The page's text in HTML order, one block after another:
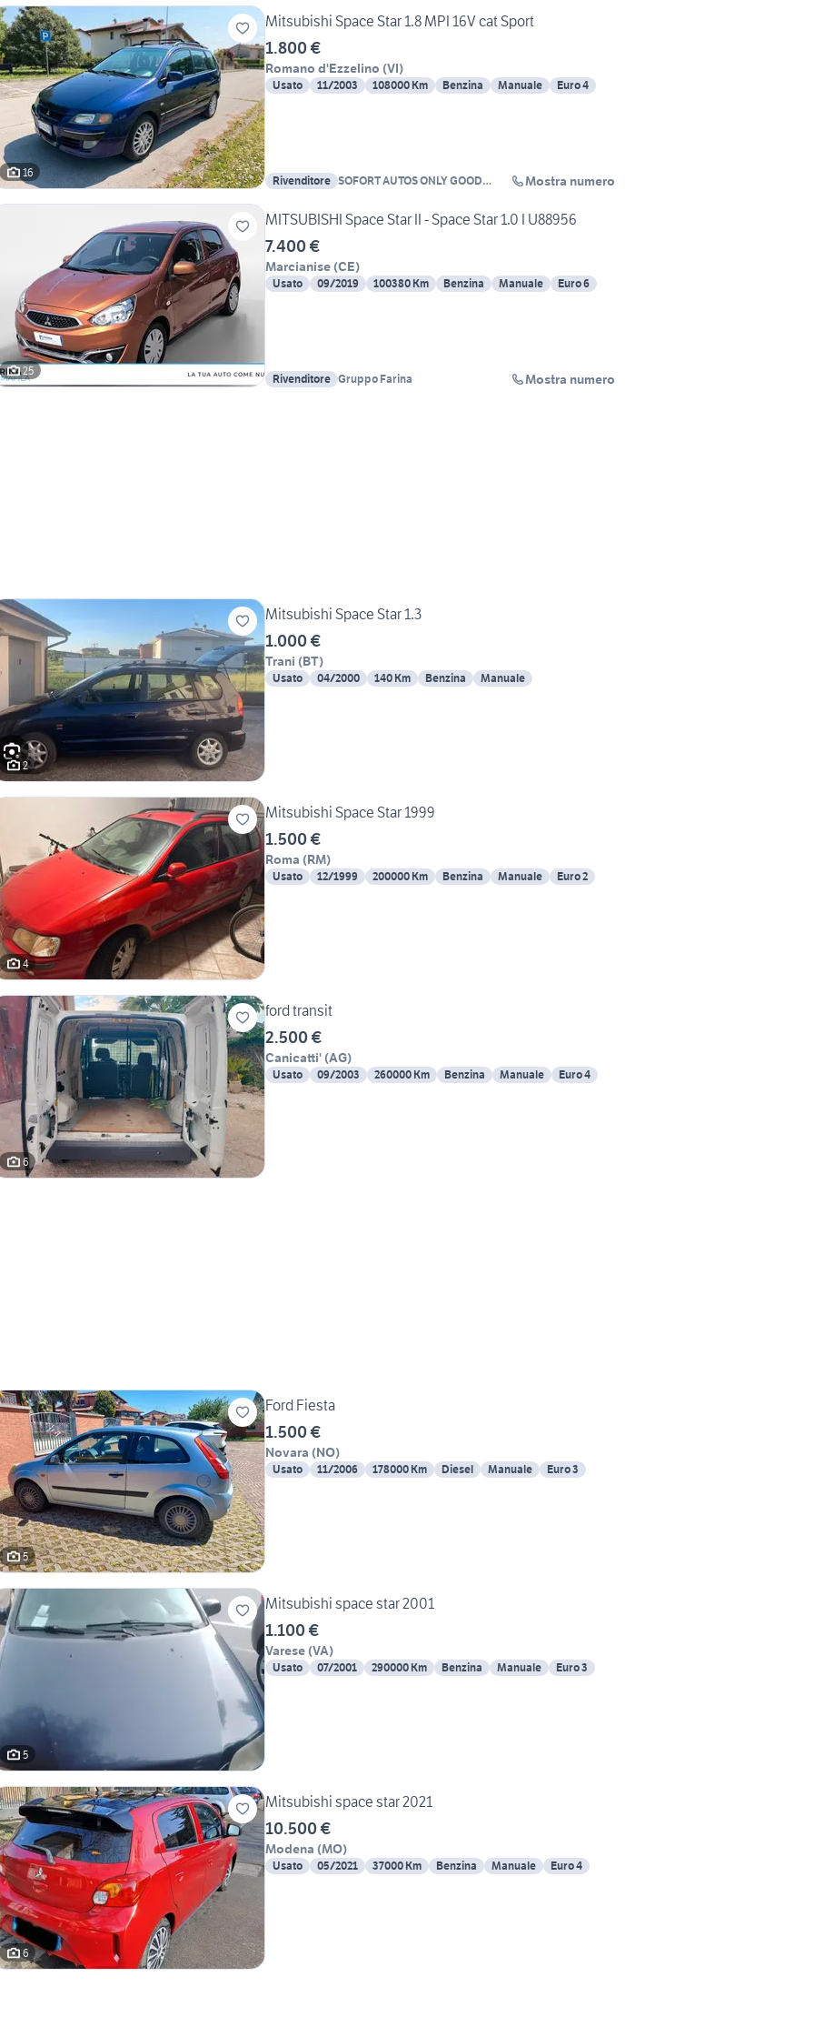
16
Mitsubishi Space Star 1.8 MPI 16V cat Sport
1.800 €
Romano d'Ezzelino (VI)
Usato 11/2003 108000 Km Benzina Manuale Euro 4
Rivenditore SOFORT AUTOS ONLY GOOD
Mostra numero
25
MITSUBISHI Space Star II - Space Star 1.0 I U88956
7.400 €
Marcianise (CE)
Usato 09/2019 100380 Km Benzina Manuale Euro 6
Rivenditore Gruppo Farina Mostra numero
2
Mitsubishi Space Star 1.3
1.000 €
Trani (BT)
Usato 04/2000 140 Km Benzina Manuale
4
Mitsubishi Space Star 1999
1.500 €
Roma (RM)
Usato 12/1999 200000 Km Benzina Manuale Euro 2
6
ford transit
2.500 €
Canicatti' (AG)
Usato 09/2003 260000 Km Benzina Manuale Euro 4
5
Ford Fiesta
1.500 €
Novara (NO)
Usato 11/2006 178000 Km Diesel Manuale Euro 3
5
Mitsubishi space star 2001
1.100 €
Varese (VA)
Usato 07/2001 290000 Km Benzina Manuale Euro 3
6
Mitsubishi space star 2021
10.500 €
Modena (MO)
Usato 05/2021 37000 Km Benzina Manuale Euro 4